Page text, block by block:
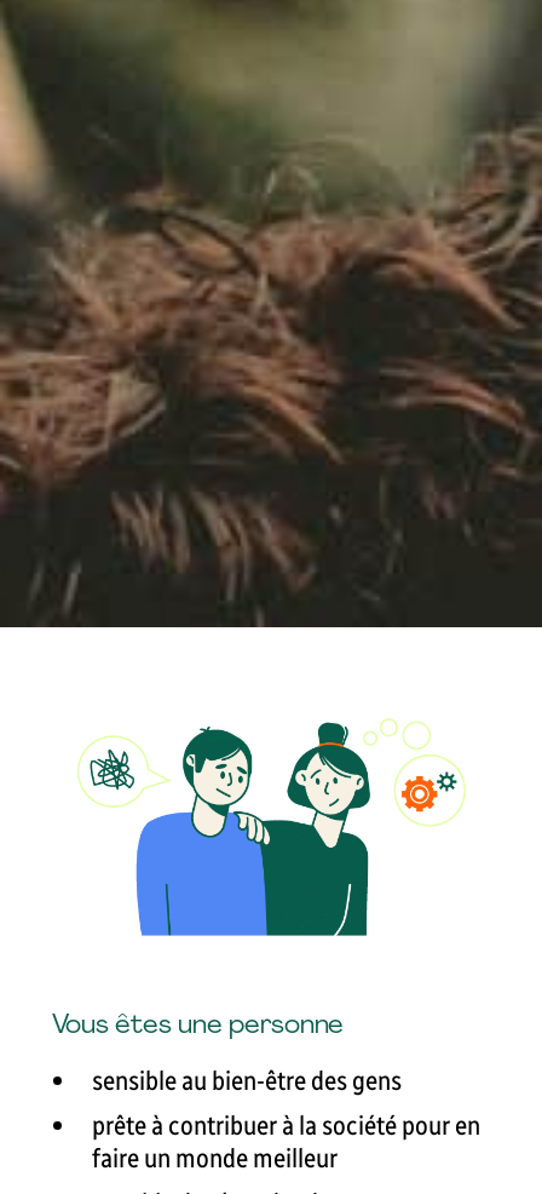
Vous êtes une personne
sensible au bien-être des gens
prête à contribuer à la société pour en
faire un monde meilleur